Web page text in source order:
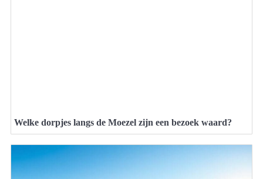
Welke dorpjes langs de Moezel zijn een bezoek waard?